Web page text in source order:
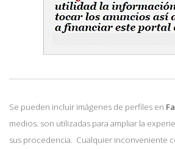
Se pueden incluir imágenes de perfiles en
medios. son utilizadas para ampliar la
sus procedencia. Cualquier inconveniente